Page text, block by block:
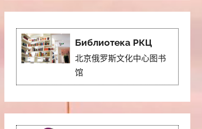
Библиотека РКЦ
北京俄罗斯文化中心图书
馆